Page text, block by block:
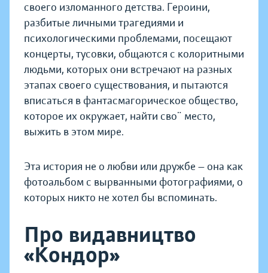
своего изломанного детства. Героини,
разбитые личными трагедиями и
психологическими проблемами, посещают
концерты, тусовки, общаются с колоритными
людьми, которых они встречают на разных
этапах своего существования, и пытаются
вписаться в фантасмагорическое общество,
которое их окружает, найти своё место,
выжить в этом мире.
Эта история не о любви или дружбе — она как
фотоальбом с вырванными фотографиями, о
которых никто не хотел бы вспоминать.
Про видавництво
«Кондор»